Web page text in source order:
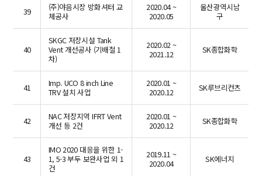
39
(주)야음시장 방화셔터 교
체공사
2020.04 ~
2020.05
울산광역시남
구
40
SKGC 저장시설 Tank
Vent 개선공사 (기배철 1
차)
2020.02 ~
2021.12
SK종합화학
41
Imp. UCO 8 inch Line
TRV 설치 사업
2020.01 ~
2020.12
SK루브리컨츠
42
NAC 저장지역 IFRT Vent
개선 등 2건
2020.01 ~
2020.12
SK종합화학
43
IMO 2020 대응을 위한 1-
1, 5-3 부두 보완사업 외 1
건
2019.11 ~
2020.04
SK에너지